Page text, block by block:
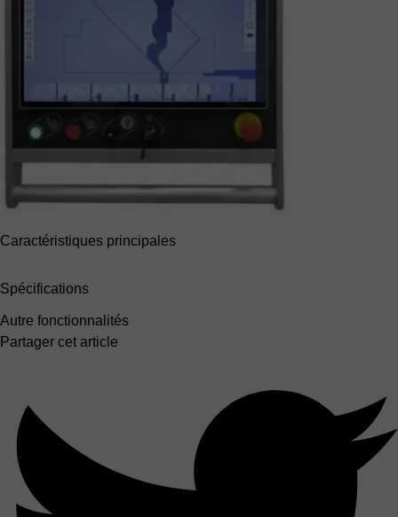
Caractéristiques principales
Spécifications
Autre fonctionnalités
Partager cet article